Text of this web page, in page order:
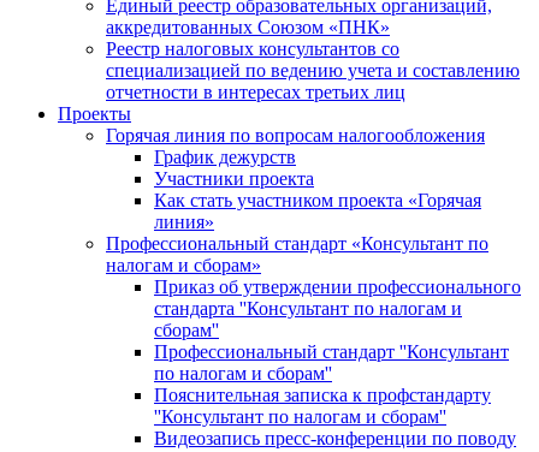
Единый реестр образовательных организаций,
аккредитованных Союзом «ПНК»
Реестр налоговых консультантов со
специализацией по ведению учета и составлению
отчетности в интересах третьих лиц
Проекты
Горячая линия по вопросам налогообложения
График дежурств
Участники проекта
Как стать участником проекта «Горячая
линия»
Профессиональный стандарт «Консультант по
налогам и сборам»
Приказ об утверждении профессионального
стандарта ''Консультант по налогам и
сборам''
Профессиональный стандарт ''Консультант
по налогам и сборам''
Пояснительная записка к профстандарту
''Консультант по налогам и сборам''
Видеозапись пресс-конференции по поводу